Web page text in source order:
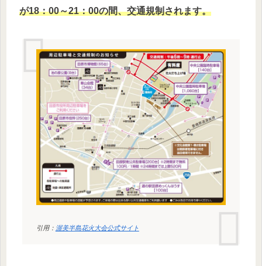
が18：00～21：00の間、交通規制されます。
引用： 渥美半島花火大会公式サイト